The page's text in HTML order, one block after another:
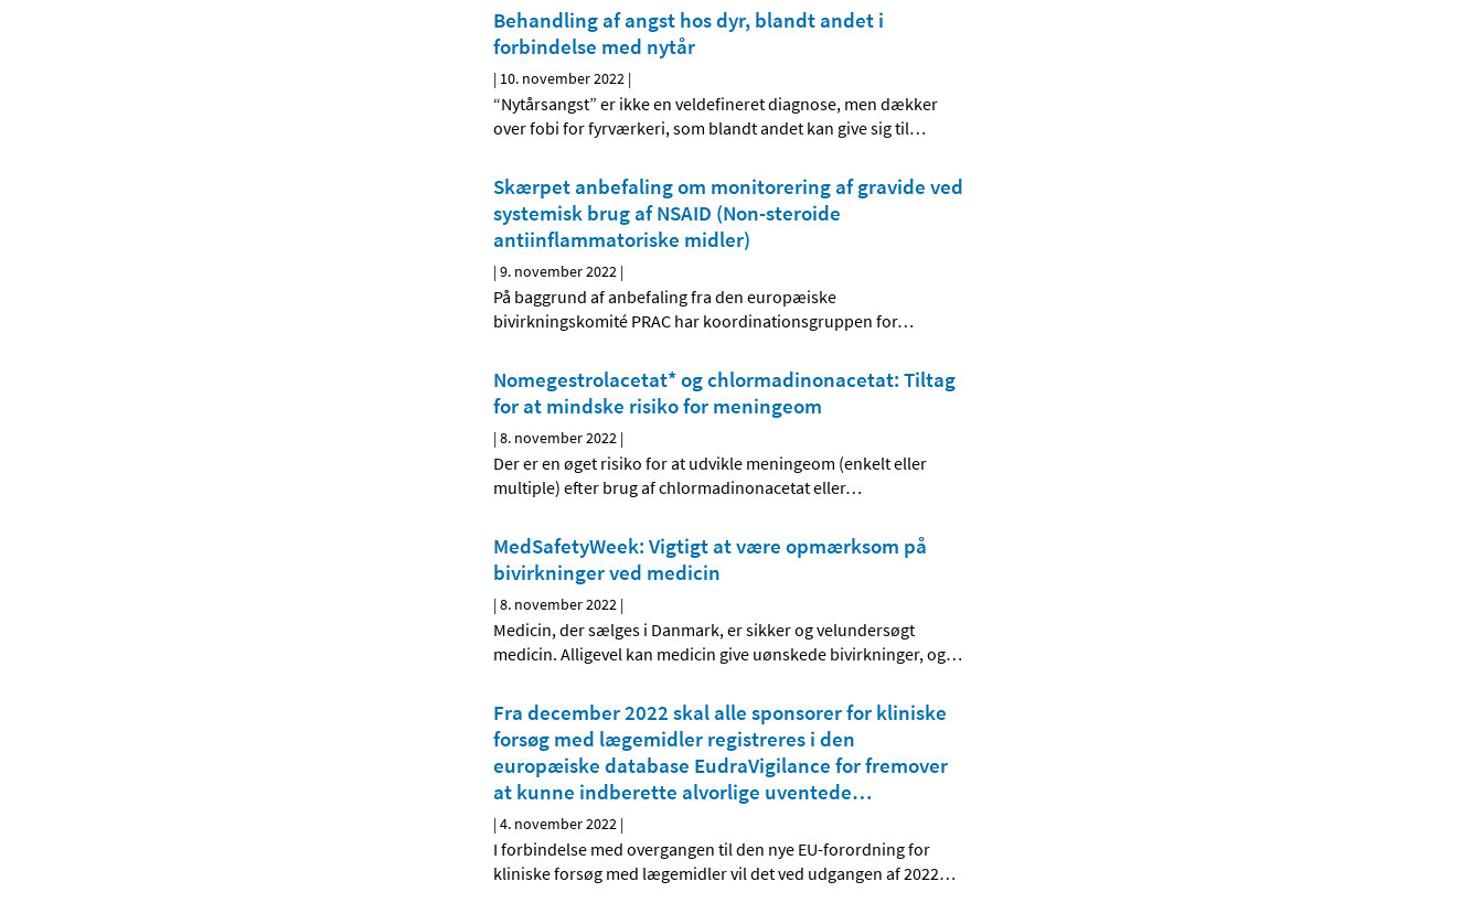
Behandling af angst hos dyr, blandt andet i
forbindelse med nytår
| 10. november 2022 |
“Nytårsangst” er ikke en veldefineret diagnose, men dækker
over fobi for fyrværkeri, som blandt andet kan give sig til…
Skærpet anbefaling om monitorering af gravide ved
systemisk brug af NSAID (Non-steroide
antiinflammatoriske midler)
|9. november 2022 |
På baggrund af anbefaling fra den europæiske
bivirkningskomité PRAC har koordinationsgruppen for…
Nomegestrolacetat* og chlormadinonacetat: Tiltag
for at mindske risiko for meningeom
|8. november 2022 |
Der er en øget risiko for at udvikle meningeom (enkelt eller
multiple) efter brug af chlormadinonacetat eller…
MedSafetyWeek: Vigtigt at være opmærksom på
bivirkninger ved medicin
|8. november 2022 |
Medicin, der sælges i Danmark, er sikker og velundersøgt
medicin. Alligevel kan medicin give uønskede bivirkninger, og…
Fra december 2022 skal alle sponsorer for kliniske
forsøg med lægemidler registreres i den
europæiske database EudraVigilance for fremover
at kunne indberette alvorlige uventede…
|4. november 2022 |
I forbindelse med overgangen til den nye EU-forordning for
kliniske forsøg med lægemidler vil det ved udgangen af 2022…